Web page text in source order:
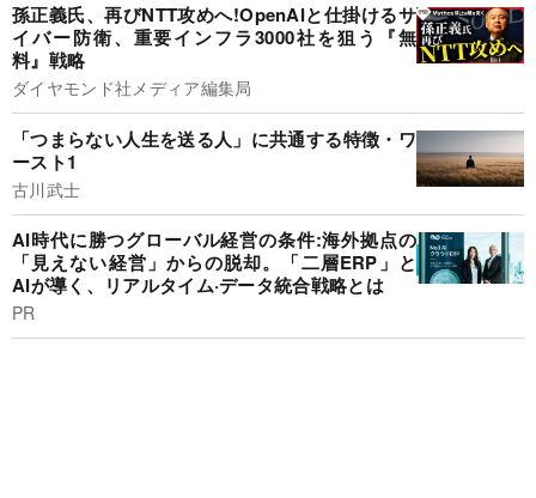
孫正義氏、再びNTT攻めへ!OpenAIと仕掛けるサ
イバー防衛、重要インフラ3000社を狙う『無
料』戦略
ダイヤモンド社メディア編集局
「つまらない人生を送る人」に共通する特徴・ワ
ースト1
古川武士
AI時代に勝つグローバル経営の条件:海外拠点の
「見えない経営」からの脱却。「二層ERP」と
AIが導く、リアルタイム·データ統合戦略とは
PR